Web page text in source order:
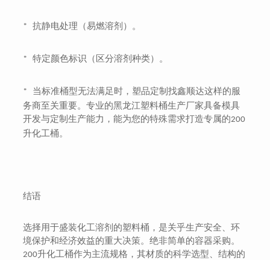
*抗静电处理（易燃溶剂）。
*特定颜色标识（区分溶剂种类）。
* 当标准桶型无法满足时，塑品定制找鑫顺达这样的服
务商至关重要。专业的黑龙江塑料桶生产厂家具备模具
开发与定制生产能力，能为您的特殊需求打造专属的200
升化工桶。
结语
选择用于盛装化工溶剂的塑料桶，是关乎生产安全、环
境保护和经济效益的重大决策。绝非简单的容器采购。
200升化工桶作为主流规格，其材质的科学选型、结构的